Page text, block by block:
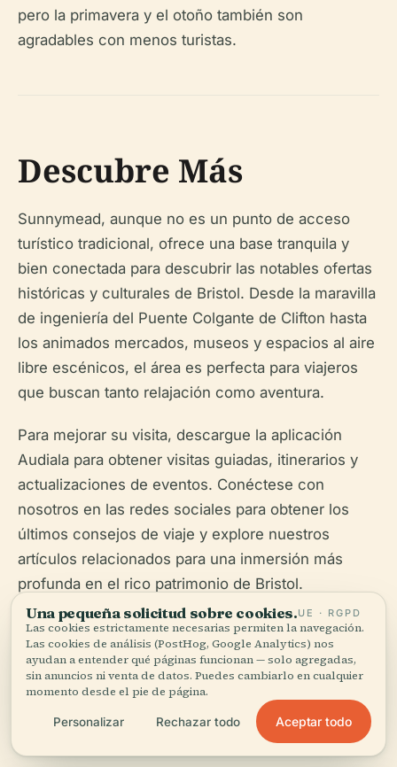
pero la primavera y el otoño también son
agradables con menos turistas.
Descubre Más
Sunnymead, aunque no es un punto de acceso
turístico tradicional, ofrece una base tranquila y
bien conectada para descubrir las notables ofertas
históricas y culturales de Bristol. Desde la maravilla
de ingeniería del Puente Colgante de Clifton hasta
los animados mercados, museos y espacios al aire
libre escénicos, el área es perfecta para viajeros
que buscan tanto relajación como aventura.
Para mejorar su visita, descargue la aplicación
Audiala para obtener visitas guiadas, itinerarios y
actualizaciones de eventos. Conéctese con
nosotros en las redes sociales para obtener los
últimos consejos de viaje y explore nuestros
artículos relacionados para una inmersión más
profunda en el rico patrimonio de Bristol.
Escucha la historia completa en la app
Una pequeña solicitud sobre cookies.UE · RGPD
Las cookies estrictamente necesarias permiten la navegación.
Las cookies de análisis (PostHog, Google Analytics) nos
ayudan a entender qué páginas funcionan — solo agregadas,
sin anuncios ni venta de datos. Puedes cambiarlo en cualquier
momento desde el pie de página.
Personalizar Rechazar todo Aceptar todo